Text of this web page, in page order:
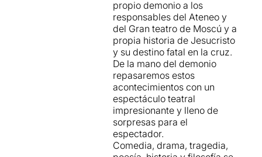
propio demonio a los
responsables del Ateneo y
del Gran teatro de Moscú y a
propia historia de Jesucristo
y su destino fatal en la cruz.
De la mano del demonio
repasaremos estos
acontecimientos con un
espectáculo teatral
impresionante y lleno de
sorpresas para el
espectador.
Comedia, drama, tragedia,